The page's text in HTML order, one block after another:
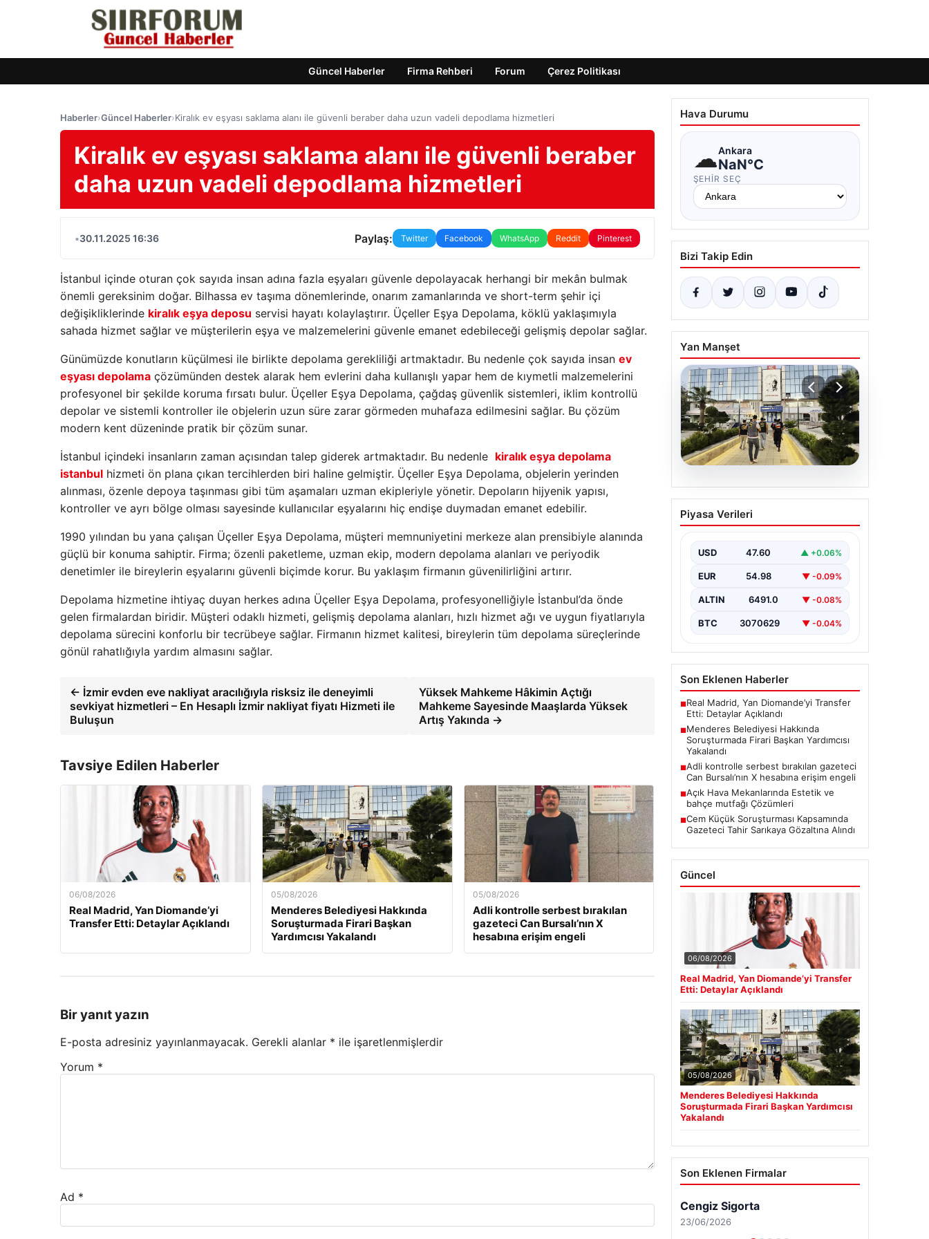
Güncel Haberler Firma Rehberi Forum Çerez Politikası
Haberler›Güncel Haberler›Kiralık ev eşyası saklama alanı ile güvenli beraber daha uzun vadeli depodlama hizmetleri
Kiralık ev eşyası saklama alanı ile güvenli beraber
daha uzun vadeli depodlama hizmetleri
•30.11.2025 16:36 Paylaş: Twitter Facebook WhatsApp Reddit Pinterest
İstanbul içinde oturan çok sayıda insan adına fazla eşyaları güvenle depolayacak herhangi bir mekân bulmak
önemli gereksinim doğar. Bilhassa ev taşıma dönemlerinde, onarım zamanlarında ve short-term şehir içi
değişikliklerinde kiralık eşya deposu servisi hayatı kolaylaştırır. Üçeller Eşya Depolama, köklü yaklaşımıyla
sahada hizmet sağlar ve müşterilerin eşya ve malzemelerini güvenle emanet edebileceği gelişmiş depolar sağlar.
Günümüzde konutların küçülmesi ile birlikte depolama gerekliliği artmaktadır. Bu nedenle çok sayıda insan ev
eşyası depolama çözümünden destek alarak hem evlerini daha kullanışlı yapar hem de kıymetli malzemelerini
profesyonel bir şekilde koruma fırsatı bulur. Üçeller Eşya Depolama, çağdaş güvenlik sistemleri, iklim kontrollü
depolar ve sistemli kontroller ile objelerin uzun süre zarar görmeden muhafaza edilmesini sağlar. Bu çözüm
modern kent düzeninde pratik bir çözüm sunar.
İstanbul içindeki insanların zaman açısından talep giderek artmaktadır. Bu nedenle kiralık eşya depolama
istanbul hizmeti ön plana çıkan tercihlerden biri haline gelmiştir. Üçeller Eşya Depolama, objelerin yerinden
alınması, özenle depoya taşınması gibi tüm aşamaları uzman ekipleriyle yönetir. Depoların hijyenik yapısı,
kontroller ve ayrı bölge olması sayesinde kullanıcılar eşyalarını hiç endişe duymadan emanet edebilir.
1990 yılından bu yana çalışan Üçeller Eşya Depolama, müşteri memnuniyetini merkeze alan prensibiyle alanında
güçlü bir konuma sahiptir. Firma; özenli paketleme, uzman ekip, modern depolama alanları ve periyodik
denetimler ile bireylerin eşyalarını güvenli biçimde korur. Bu yaklaşım firmanın güvenilirliğini artırır.
Depolama hizmetine ihtiyaç duyan herkes adına Üçeller Eşya Depolama, profesyonelliğiyle İstanbul’da önde
gelen firmalardan biridir. Müşteri odaklı hizmeti, gelişmiş depolama alanları, hızlı hizmet ağı ve uygun fiyatlarıyla
depolama sürecini konforlu bir tecrübeye sağlar. Firmanın hizmet kalitesi, bireylerin tüm depolama süreçlerinde
gönül rahatlığıyla yardım almasını sağlar.
← İzmir evden eve nakliyat aracılığıyla risksiz ile deneyimli
sevkiyat hizmetleri – En Hesaplı İzmir nakliyat fiyatı Hizmeti ile
Buluşun
Yüksek Mahkeme Hâkimin Açtığı
Mahkeme Sayesinde Maaşlarda Yüksek
Artış Yakında →
Tavsiye Edilen Haberler
06/08/2026
Real Madrid, Yan Diomande’yi
Transfer Etti: Detaylar Açıklandı
05/08/2026
Menderes Belediyesi Hakkında
Soruşturmada Firari Başkan
Yardımcısı Yakalandı
05/08/2026
Adli kontrolle serbest bırakılan
gazeteci Can Bursalı’nın X
hesabına erişim engeli
Bir yanıt yazın
E-posta adresiniz yayınlanmayacak. Gerekli alanlar * ile işaretlenmişlerdir
Yorum *
Ad *
Hava Durumu
☁Ankara
NaN°C
ŞEHIR SEÇ
Bizi Takip Edin
Yan Manşet
05.08.2026
Menderes Belediyesi
Hakkında Soruşturmada
Yakalandı
İzmir’de Menderes Belediyesi’ne
yönelik gerçekleştirilen kapsamlı
soruşturma kapsamında firari
olarak aranan Belediye Başkan
Piyasa Verileri
USD 47.60 ▲ +0.06%
EUR 54.98 ▼ -0.09%
ALTIN 6491.0 ▼ -0.08%
BTC 3070629 ▼ -0.04%
Son Eklenen Haberler
■Real Madrid, Yan Diomande’yi Transfer
Etti: Detaylar Açıklandı
■Menderes Belediyesi Hakkında
Soruşturmada Firari Başkan Yardımcısı
Yakalandı
■Adli kontrolle serbest bırakılan gazeteci
Can Bursalı’nın X hesabına erişim engeli
■Açık Hava Mekanlarında Estetik ve
bahçe mutfağı Çözümleri
■Cem Küçük Soruşturması Kapsamında
Gazeteci Tahir Sarıkaya Gözaltına Alındı
Güncel
06/08/2026
Real Madrid, Yan Diomande’yi Transfer
Etti: Detaylar Açıklandı
05/08/2026
Menderes Belediyesi Hakkında
Soruşturmada Firari Başkan Yardımcısı
Yakalandı
Son Eklenen Firmalar